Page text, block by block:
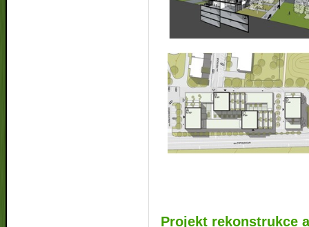
Projekt rekonstrukce